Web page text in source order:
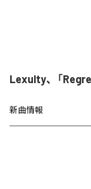
Lexulty、「
新曲情報